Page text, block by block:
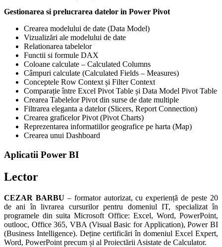
Gestionarea si prelucrarea datelor in Power Pivot
Crearea modelului de date (Data Model)
Vizualizări ale modelului de date
Relationarea tabelelor
Functii si formule DAX
Coloane calculate – Calculated Columns
Câmpuri calculate (Calculated Fields – Measures)
Conceptele Row Context și Filter Context
Comparație între Excel Pivot Table și Data Model Pivot Table
Crearea Tabelelor Pivot din surse de date multiple
Filtrarea eleganta a datelor (Slicers, Report Connection)
Crearea graficelor Pivot (Pivot Charts)
Reprezentarea informatiilor geografice pe harta (Map)
Crearea unui Dashboard
Aplicatii Power BI
Lector
CEZAR BARBU – formator autorizat, cu experiență de peste 20
de ani în livrarea cursurilor pentru domeniul IT, specializat în
programele din suita Microsoft Office: Excel, Word, PowerPoint,
outlooc, Office 365, VBA (Visual Basic for Application), Power BI
(Business Intelligence). Deține certificări în domeniul Excel Expert,
Word, PowerPoint precum și al Proiectării Asistate de Calculator.